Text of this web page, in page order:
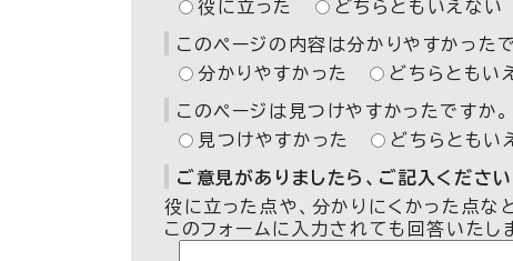
役に立った
どちらともいえない
このページの内容は分かりやすかったで
分かりやすかった
どちらともい
このページは見つけやすかったですか。
見つけやすかった
どちらともい
ご意見がありましたら、ご記入くださ
役に立った点や、分かりにくかった点な
このフォームに入力されても回答いたし